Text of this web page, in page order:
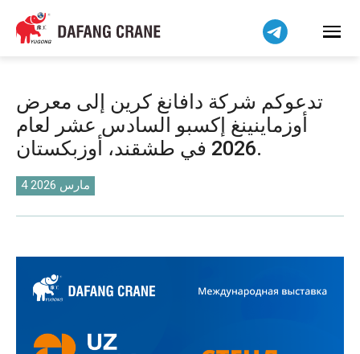
تدعوكم شركة دافانغ كرين إلى معرض
أوزماينينغ إكسبو السادس عشر لعام
2026 في طشقند، أوزبكستان.
4 مارس 2026
Bahasa Indonesia
Bahasa Melayu
বাংলা
فارسی
Pilipino
اردو
Українська
Беларуская мова
Kiswahili
Norsk